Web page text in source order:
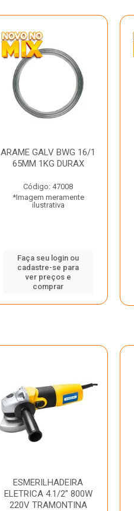
ARAME GALV BWG 16/1
65MM 1KG DURAX
Código: 47008
*Imagem meramente
ilustrativa
Faça seu login ou
cadastre-se para
ver preços e
comprar
ESMERILHADEIRA
ELETRICA 4.1/2” 800W
220V TRAMONTINA